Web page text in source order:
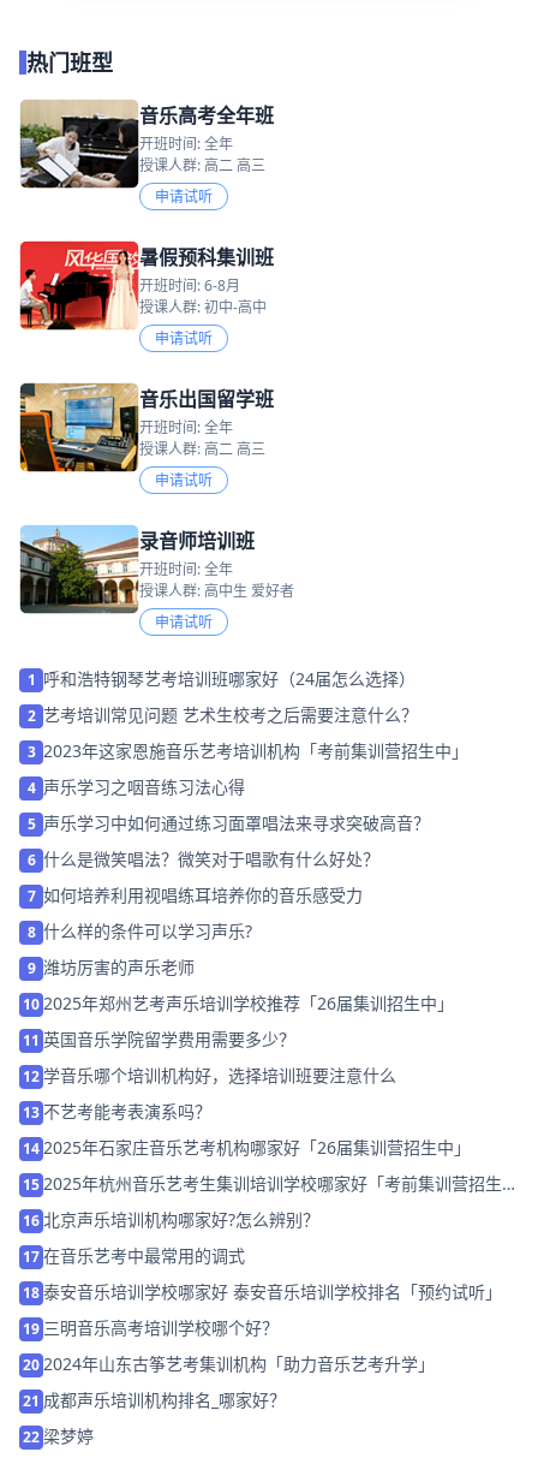
热门班型
音乐高考全年班
开班时间: 全年
授课人群: 高二 高三
申请试听
暑假预科集训班
开班时间: 6-8月
授课人群: 初中-高中
申请试听
音乐出国留学班
开班时间: 全年
授课人群: 高二 高三
申请试听
录音师培训班
开班时间: 全年
授课人群: 高中生 爱好者
申请试听
1 呼和浩特钢琴艺考培训班哪家好（24届怎么选择）
2 艺考培训常见问题 艺术生校考之后需要注意什么？
3 2023年这家恩施音乐艺考培训机构「考前集训营招生中」
4 声乐学习之咽音练习法心得
5 声乐学习中如何通过练习面罩唱法来寻求突破高音？
6 什么是微笑唱法？微笑对于唱歌有什么好处？
7 如何培养利用视唱练耳培养你的音乐感受力
8 什么样的条件可以学习声乐?
9 潍坊厉害的声乐老师
10 2025年郑州艺考声乐培训学校推荐「26届集训招生中」
11 英国音乐学院留学费用需要多少？
12学音乐哪个培训机构好，选择培训班要注意什么
13 不艺考能考表演系吗？
14 2025年石家庄音乐艺考机构哪家好「26届集训营招生中」
15 2025年杭州音乐艺考生集训培训学校哪家好「考前集训营招生
中」
16 北京声乐培训机构哪家好?怎么辨别？
17在音乐艺考中最常用的调式
18泰安音乐培训学校哪家好 泰安音乐培训学校排名「预约试听」
19 三明音乐高考培训学校哪个好？
20 2024年山东古筝艺考集训机构「助力音乐艺考升学」
21 成都声乐培训机构排名_哪家好？
22梁梦婷